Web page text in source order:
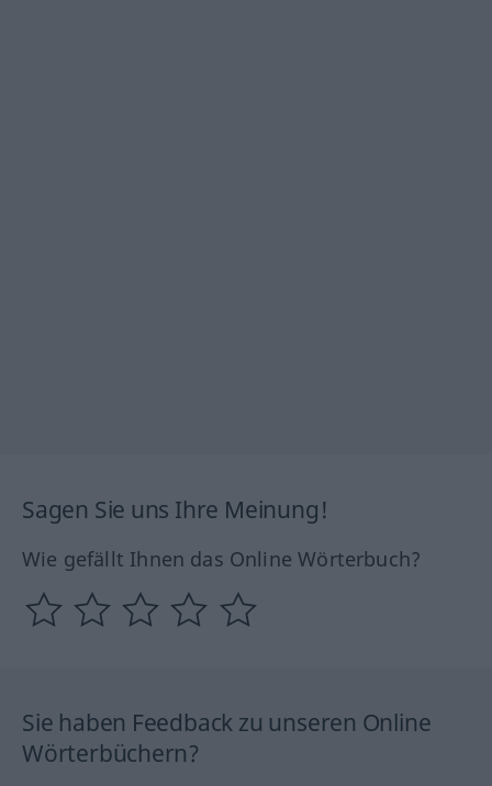
Sagen Sie uns Ihre Meinung!
Wie gefällt Ihnen das Online Wörterbuch?
Sie haben Feedback zu unseren Online
Wörterbüchern?